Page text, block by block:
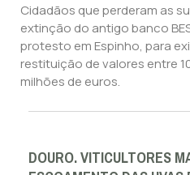
Cidadãos que perderam as
extinção do antigo banco
protesto em Espinho, para
restituição de valores entre
milhões de euros.
DOURO. VITICULTORES